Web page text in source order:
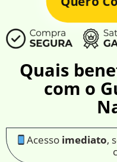
Quais
com o
Acesso imediato,